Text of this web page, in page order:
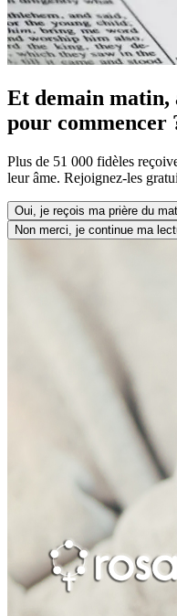
Et demain matin,
pour commencer
Plus de 51 000 fidèles
leur âme. Rejoignez-les
Oui, je reçois ma prière du
Non merci, je continue ma